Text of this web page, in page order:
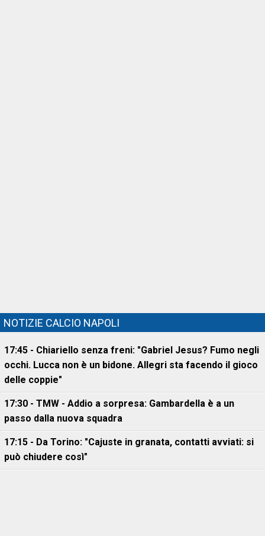
NOTIZIE CALCIO NAPOLI
17:45 - Chiariello senza freni: "Gabriel Jesus? Fumo negli
occhi. Lucca non è un bidone. Allegri sta facendo il gioco
delle coppie"
17:30 - TMW - Addio a sorpresa: Gambardella è a un
passo dalla nuova squadra
17:15 - Da Torino: "Cajuste in granata, contatti avviati: si
può chiudere così"